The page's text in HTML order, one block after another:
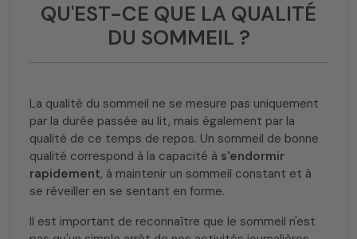
QU'EST-CE QUE LA QUALITÉ
DU SOMMEIL ?
La qualité du sommeil ne se mesure pas uniquement
par la durée passée au lit, mais également par la
qualité de ce temps de repos. Un sommeil de bonne
qualité correspond à la capacité à s'endormir
rapidement, à maintenir un sommeil constant et à
se réveiller en se sentant en forme.
Il est important de reconnaître que le sommeil n'est